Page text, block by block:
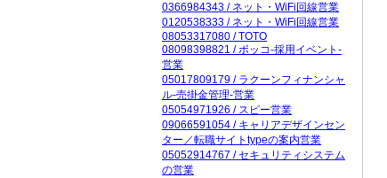
0366984343 / ネット・WiFi回線営業
0120538333 / ネット・WiFi回線営業
08053317080 / TOTO
08098398821 / ボッコ-採用イベント-
営業
05017809179 / ラクーンフィナンシャ
ル-売掛金管理-営業
05054971926 / スピー営業
09066591054 / キャリアデザインセン
ター／転職サイトtypeの案内営業
05052914767 / セキュリティシステム
の営業